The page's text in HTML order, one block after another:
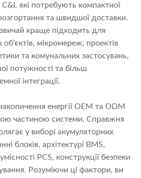
C&I, які потребують компактної
та швидшої доставки.
краще підходить для
мікромереж, проектів
та комунальних застосувань,
потужності та більш
інтеграції.
енергії OEM та ODM
частиною системи. Справжня
у виборі акумуляторних
блоків, архітектурі BMS,
PCS, конструкції безпеки
Розуміючи ці фактори, ви